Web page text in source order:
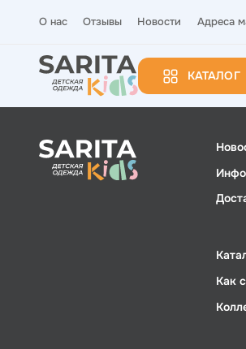
О нас Отзывы Новости Адреса
КАТАЛОГ
Как